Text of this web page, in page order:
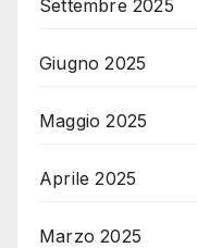
Settembre 2025
Giugno 2025
Maggio 2025
Aprile 2025
Marzo 2025